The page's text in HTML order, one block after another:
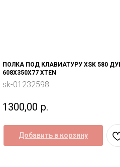
ПОЛКА ПОД КЛАВИАТУРУ XSK 580
608Х350Х77 XTEN
sk-01232598
1300,00 р.
Добавить в корзину